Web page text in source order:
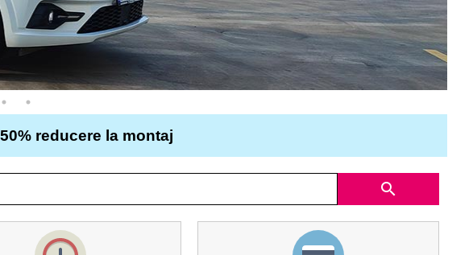
reducere la montaj
search